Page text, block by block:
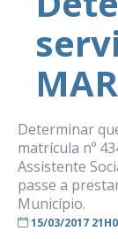
Determinar
matrícula nº
Assistente
passe a
Município.
15/03/2017